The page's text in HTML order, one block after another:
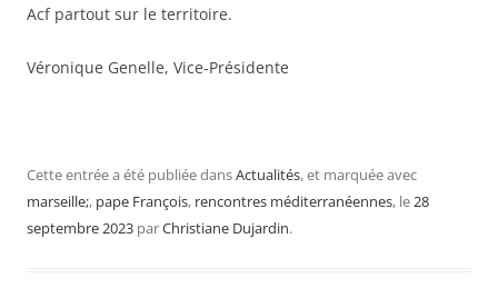
Acf partout sur le territoire.
Véronique Genelle, Vice-Présidente
Cette entrée a été publiée dansActualités, et marquée avec
marseille;, pape François, rencontres méditerranéennes, le 28
septembre 2023 parChristiane Dujardin.